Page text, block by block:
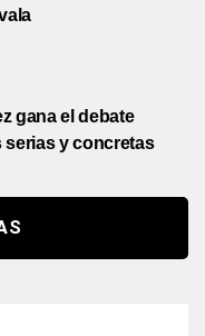
gana el debate
y concretas